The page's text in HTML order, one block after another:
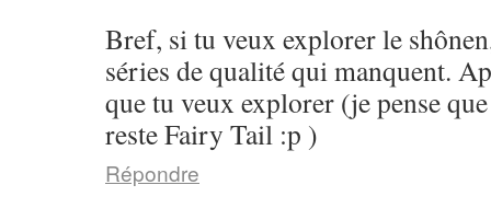
Bref, si tu veux explorer le
séries de qualité qui manquent.
que tu veux explorer (je pense
reste Fairy Tail :p )
Répondre